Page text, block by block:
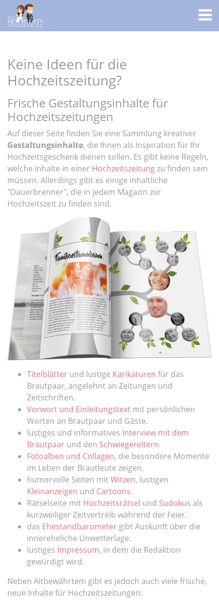
Keine Ideen für die
Hochzeitszeitung?
Frische Gestaltungsinhalte für
Hochzeitszeitungen
Auf dieser Seite finden Sie eine Sammlung kreativer
Gestaltungsinhalte, die Ihnen als Inspiration für Ihr
Hochzeitsgeschenk dienen sollen. Es gibt keine Regeln,
welche Inhalte in einer Hochzeitszeitungzu finden sein
müssen. Allerdings gibt es einige inhaltliche
"Dauerbrenner", die in jedem Magazin zur
Hochzeitszeit zu finden sind.
Titelblätter und lustige Karikaturen für das
Brautpaar, angelehnt an Zeitungen und
Zeitschriften.
Vorwort und Einleitungstext mit persönlichen
Worten an Brautpaar und Gäste.
lustiges und informatives Interview mit dem
Brautpaar und den Schwiegereltern.
Fotoalben und Collagen, die besondere Momente
im Leben der Brautleute zeigen.
humorvolle Seiten mitWitzen, lustigen
Kleinanzeigen und Cartoons.
Rätselseite mit Hochzeitsrätsel und Sudokus als
kurzweiliger Zeitvertreib während der Feier.
das Ehestandbarometer gibt Auskunft über die
innereheliche Unwetterlage.
lustiges Impressum, in dem die Redaktion
gewürdigt wird.
Neben Altbewährtem gibt es jedoch auch viele frische,
neue Inhalte für Hochzeitszeitungen: